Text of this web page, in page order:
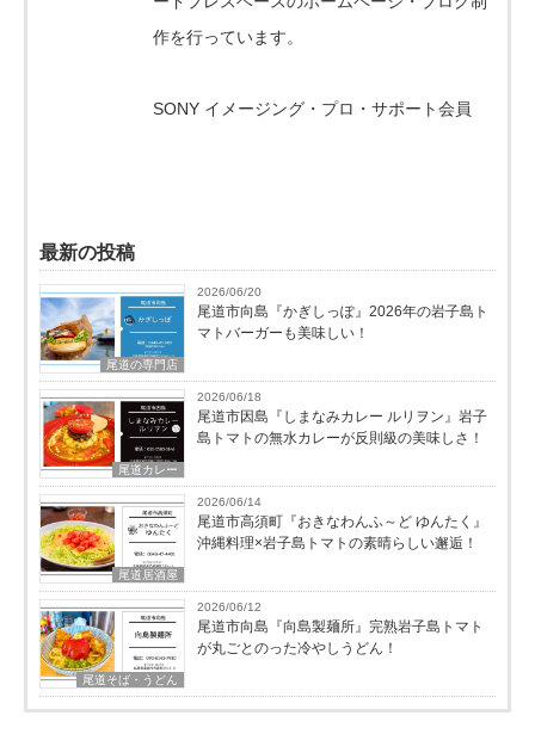
作を行っています。
SONY イメージング・プロ・サポート会員
最新の投稿
尾道の専門店
2026/06/20
尾道市向島『かぎしっぽ』2026年の岩子島ト
マトバーガーも美味しい！
尾道カレー
2026/06/18
尾道市因島『しまなみカレー ルリヲン』岩子
島トマトの無水カレーが反則級の美味しさ！
尾道居酒屋
2026/06/14
尾道市高須町『おきなわんふ～ど ゆんたく』
沖縄料理×岩子島トマトの素晴らしい邂逅！
尾道そば・うどん
2026/06/12
尾道市向島『向島製麺所』完熟岩子島トマト
が丸ごとのった冷やしうどん！